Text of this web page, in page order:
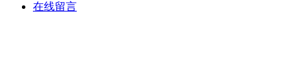
在线留言